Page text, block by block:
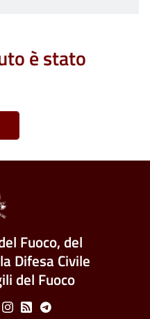
è stato
Fuoco, del
Difesa Civile
del Fuoco
Instagram
Feed Telegram